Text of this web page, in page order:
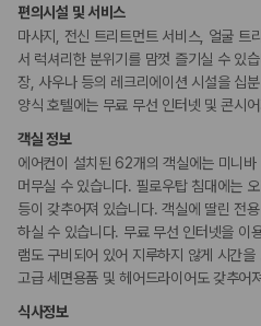
제주렌트카 가격비교 주
제주도 렌트카 실시간 최저가 가
제주 렌트카 예약
해외 렌트카 가격비교
카모아 사이트맵
장애인 편의시설
휠체어로 이용가능한 주차장
휠체어 이용 가능 화장실
점자 표시
흡연 시설
금연 숙박 시설
기타
커플/프라이빗 다이닝
편의시설 및 서비스
마사지, 전신 트리트먼트 서비스, 얼굴 트
서 럭셔리한 분위기를 맘껏 즐기실 수 있
장, 사우나 등의 레크리에이션 시설을 십
양식 호텔에는 무료 무선 인터넷 및 콘시
객실 정보
에어컨이 설치된 62개의 객실에는 미니
머무실 수 있습니다. 필로우탑 침대에는
등이 갖추어져 있습니다. 객실에 딸린 전
하실 수 있습니다. 무료 무선 인터넷을 이
램도 구비되어 있어 지루하지 않게 시간
고급 세면용품 및 헤어드라이어도 갖추어
식사정보